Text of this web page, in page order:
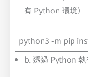
有 Python 環境）
python3 -m pip
b. 透過 Python